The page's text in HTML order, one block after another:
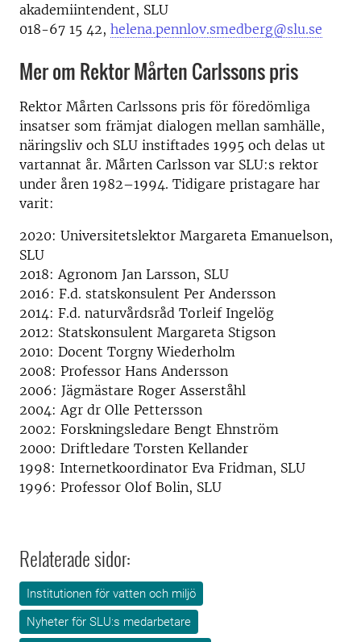
akademiintendent, SLU
018-67 15 42, helena.pennlov.smedberg@slu.se
Mer om Rektor Mårten Carlssons pris
Rektor Mårten Carlssons pris för föredömliga
insatser som främjat dialogen mellan samhälle,
näringsliv och SLU instiftades 1995 och delas ut
vartannat år. Mårten Carlsson var SLU:s rektor
under åren 1982–1994. Tidigare pristagare har
varit:
2020: Universitetslektor Margareta Emanuelson,
SLU
2018: Agronom Jan Larsson, SLU
2016: F.d. statskonsulent Per Andersson
2014: F.d. naturvårdsråd Torleif Ingelög
2012: Statskonsulent Margareta Stigson
2010: Docent Torgny Wiederholm
2008: Professor Hans Andersson
2006: Jägmästare Roger Asserståhl
2004: Agr dr Olle Pettersson
2002: Forskningsledare Bengt Ehnström
2000: Driftledare Torsten Kellander
1998: Internetkoordinator Eva Fridman, SLU
1996: Professor Olof Bolin, SLU
Relaterade sidor:
Institutionen för vatten och miljö
Nyheter för SLU:s medarbetare